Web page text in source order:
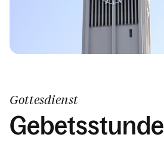
Gottesdienst
Gebetsstunde